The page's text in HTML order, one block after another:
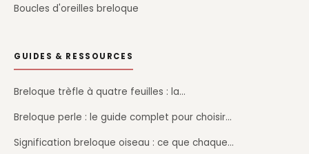
Boucles d'oreilles breloque
GUIDES & RESSOURCES
Breloque trèfle à quatre feuilles : la…
Breloque perle : le guide complet pour choisir…
Signification breloque oiseau : ce que chaque…